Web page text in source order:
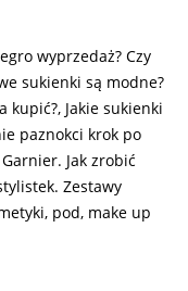
wyprzedaż? Czy
sukienki są modne?
kupić?, Jakie sukienki
paznokci krok po
Jak zrobić
Zestawy
pod, make up